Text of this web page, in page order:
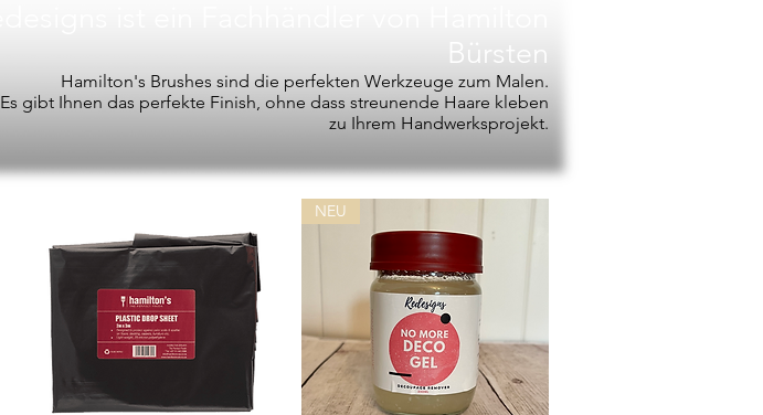
Bürsten
Hamilton's Brushes sind die perfekten Werkzeuge zum Malen.
Es gibt Ihnen das perfekte Finish, ohne dass streunende Haare kleben
zu Ihrem Handwerksprojekt.
NEU